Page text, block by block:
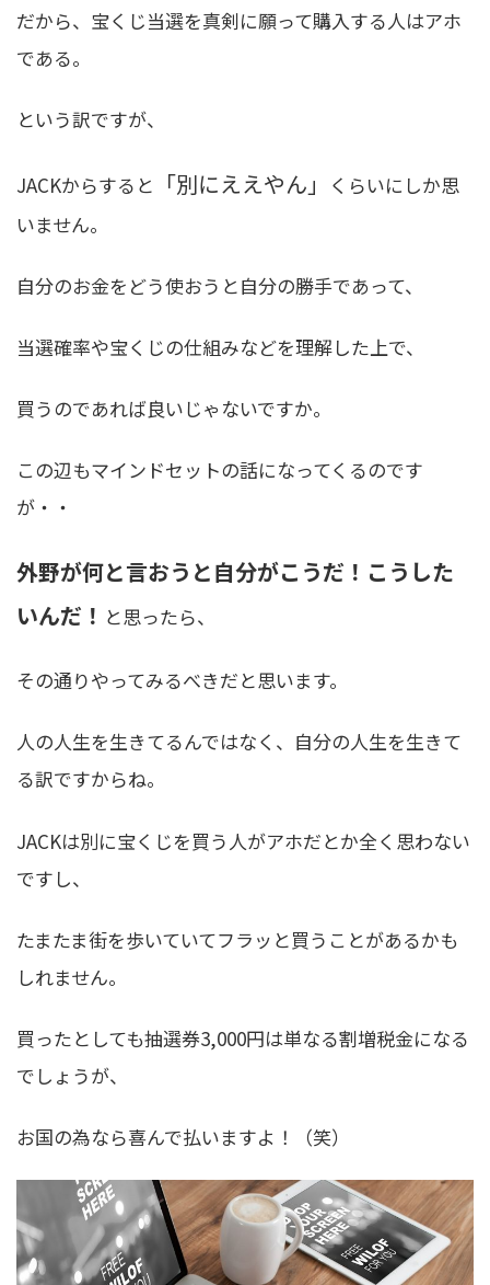
だから、宝くじ当選を真剣に願って購入する人はアホ
である。
という訳ですが、
JACKからすると 「別にええやん」
くらいにしか思
いません。
自分のお金をどう使おうと自分の勝手であって、
当選確率や宝くじの仕組みなどを理解した上で、
買うのであれば良いじゃないですか。
この辺もマインドセットの話になってくるのです
が・・
外野が何と言おうと自分がこうだ！こうした
いんだ！ と思ったら、
その通りやってみるべきだと思います。
人の人生を生きてるんではなく、自分の人生を生きて
る訳ですからね。
JACKは別に宝くじを買う人がアホだとか全く思わない
ですし、
たまたま街を歩いていてフラッと買うことがあるかも
しれません。
買ったとしても抽選券3,000円は単なる割増税金になる
でしょうが、
お国の為なら喜んで払いますよ！（笑）